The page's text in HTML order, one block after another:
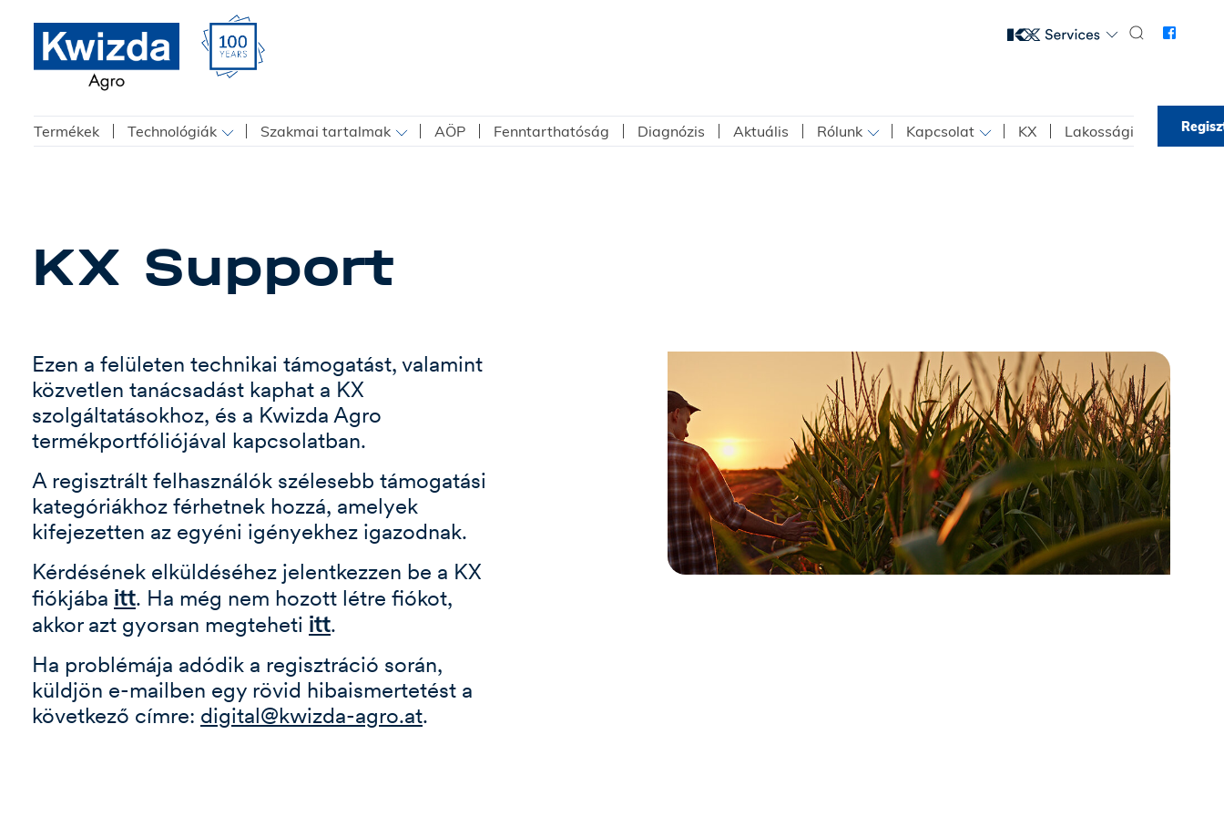
Termékek Technológiák Szakmai tartalmak AÖP Fenntarthatóság Diagnózis Aktuális Rólunk Kapcsolat KX Lakossági
KX Support
Ezen a felületen technikai támogatást, valamint
közvetlen tanácsadást kaphat a KX
szolgáltatásokhoz, és a Kwizda Agro
termékportfóliójával kapcsolatban.
A regisztrált felhasználók szélesebb támogatási
kategóriákhoz férhetnek hozzá, amelyek
kifejezetten az egyéni igényekhez igazodnak.
Kérdésének elküldéséhez jelentkezzen be a KX
fiókjába itt. Ha még nem hozott létre fiókot,
akkor azt gyorsan megteheti itt.
Ha problémája adódik a regisztráció során,
küldjön e-mailben egy rövid hibaismertetést a
következő címre: digital@kwizda-agro.at.